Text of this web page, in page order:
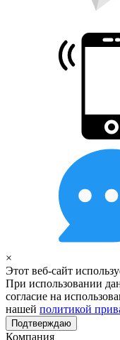
×
Этот веб-сайт
При использовании
согласие на
нашей политикой
Подтверждаю
Компания